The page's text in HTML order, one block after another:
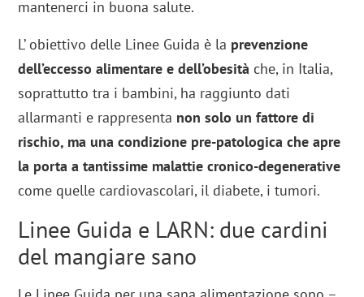
mantenerci in buona salute.
L’ obiettivo delle Linee Guida è la prevenzione
dell’eccesso alimentare e dell’obesità che, in Italia,
soprattutto tra i bambini, ha raggiunto dati
allarmanti e rappresenta non solo un fattore di
rischio, ma una condizione pre-patologica che apre
la porta a tantissime malattie cronico-degenerative
come quelle cardiovascolari, il diabete, i tumori.
Linee Guida e LARN: due cardini
del mangiare sano